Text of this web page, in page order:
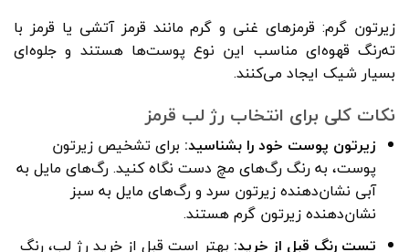
زیرتون گرم: قرمزهای غنی و گرم مانند قرمز آتشی یا قرمز با
ته‌رنگ قهوه‌ای مناسب این نوع پوست‌ها هستند و جلوه‌ای
بسیار شیک ایجاد می‌کنند.
نکات کلی برای انتخاب رژ لب قرمز
زیرتون پوست خود را بشناسید: برای تشخیص زیرتون
پوست، به رنگ رگ‌های مچ دست نگاه کنید. رگ‌های مایل به
آبی نشان‌دهنده زیرتون سرد و رگ‌های مایل به سبز
نشان‌دهنده زیرتون گرم هستند.
تست رنگ قبل از خرید: بهتر است قبل از خرید رژ لب، رنگ